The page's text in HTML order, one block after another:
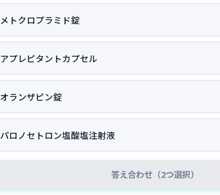
メトクロプラミド錠
アプレピタントカプセル
オランザピン錠
パロノセトロン塩酸塩注射液
答え合わせ（2つ選択）